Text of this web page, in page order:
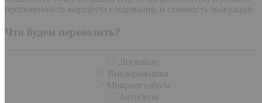
протяженность маршрута следования, и стоимость эвакуации.
Что будем перевозить?
Легковые
Внедорожники
Микроавтобусы
Автобусы